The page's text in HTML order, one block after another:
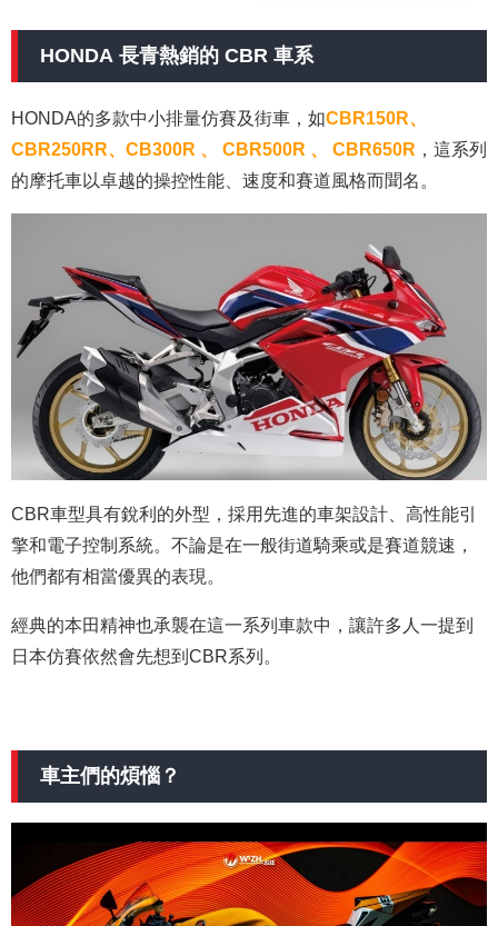
HONDA 長青熱銷的 CBR 車系
HONDA的多款中小排量仿賽及街車，如CBR150R、
CBR250RR、CB300R 、
CBR500R 、 CBR650R
這系列
的摩托車以卓越的操控性能、速度和賽道風格而聞名。
CBR車型具有銳利的外型，採用先進的車架設計、高性能引
擎和電子控制系統。不論是在一般街道騎乘或是賽道競速，
他們都有相當優異的表現。
經典的本田精神也承襲在這一系列車款中，讓許多人一提到
日本仿賽依然會先想到CBR系列。
車主們的煩惱？